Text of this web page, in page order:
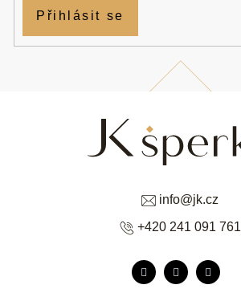
info@jk.cz
+420 241 091 761
Přihlásit se